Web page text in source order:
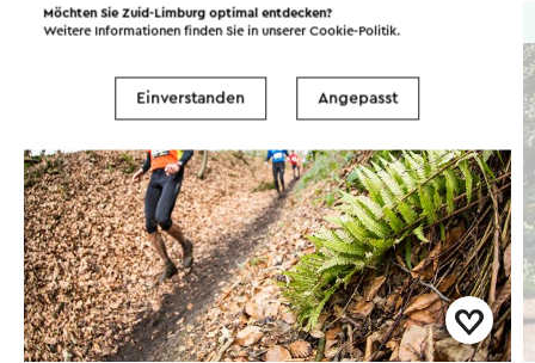
Lauftour
Möchten Sie Zuid-Limburg optimal entdecken?
Weitere Informationen finden Sie in unsererCookie-Politik.
Einverstanden Angepasst